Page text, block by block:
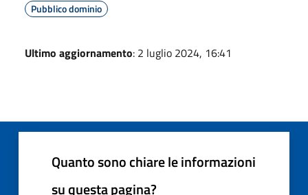
Pubblico dominio
Ultimo aggiornamento: 2 luglio 2024, 16:41
Quanto sono chiare le informazioni
su questa pagina?